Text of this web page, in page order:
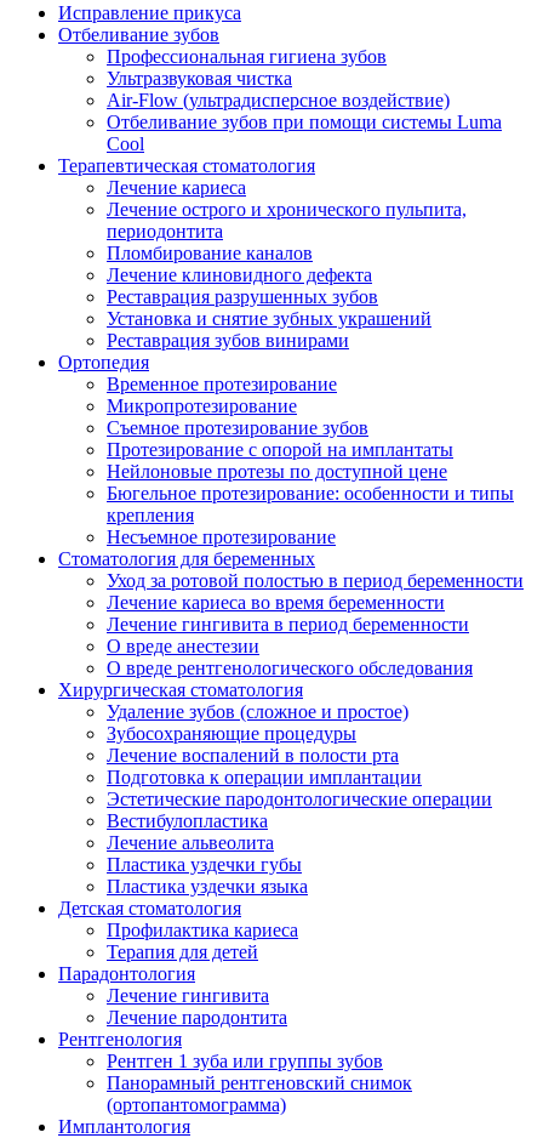
Исправление прикуса
Отбеливание зубов
Профессиональная гигиена зубов
Ультразвуковая чистка
Air-Flow (ультрадисперсное воздействие)
Отбеливание зубов при помощи системы Luma
Cool
Терапевтическая стоматология
Лечение кариеса
Лечение острого и хронического пульпита,
периодонтита
Пломбирование каналов
Лечение клиновидного дефекта
Реставрация разрушенных зубов
Установка и снятие зубных украшений
Реставрация зубов винирами
Ортопедия
Временное протезирование
Микропротезирование
Съемное протезирование зубов
Протезирование с опорой на имплантаты
Нейлоновые протезы по доступной цене
Бюгельное протезирование: особенности и типы
крепления
Несъемное протезирование
Стоматология для беременных
Уход за ротовой полостью в период беременности
Лечение кариеса во время беременности
Лечение гингивита в период беременности
О вреде анестезии
О вреде рентгенологического обследования
Хирургическая стоматология
Удаление зубов (сложное и простое)
Зубосохраняющие процедуры
Лечение воспалений в полости рта
Подготовка к операции имплантации
Эстетические пародонтологические операции
Вестибулопластика
Лечение альвеолита
Пластика уздечки губы
Пластика уздечки языка
Детская стоматология
Профилактика кариеса
Терапия для детей
Парадонтология
Лечение гингивита
Лечение пародонтита
Рентгенология
Рентген 1 зуба или группы зубов
Панорамный рентгеновский снимок
(ортопантомограмма)
Имплантология